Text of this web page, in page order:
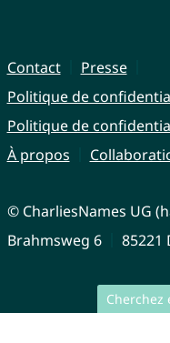
Cherchez
Contact
Presse
Politique de
Politique de
À propos
© CharliesNames UG
Brahmsweg 6
85221